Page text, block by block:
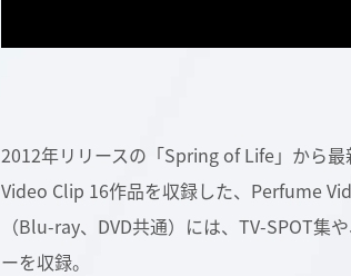
2012年リリースの「Spring of Life」から最
Video Clip 16作品を収録した、Perfume
（Blu-ray、DVD共通）には、TV-SPOT
ーを収録。